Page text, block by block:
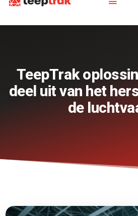
TeepTrak
deel uit van het
de